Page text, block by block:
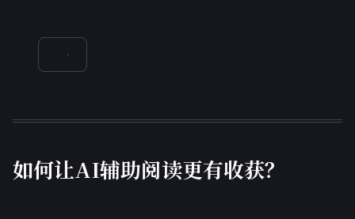
如何让AI辅助阅读更有收获？